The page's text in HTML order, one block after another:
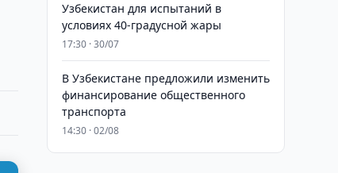
Узбекистан для испытаний в
условиях 40-градусной жары
17:30 · 30/07
В Узбекистане предложили изменить
финансирование общественного
транспорта
14:30 · 02/08